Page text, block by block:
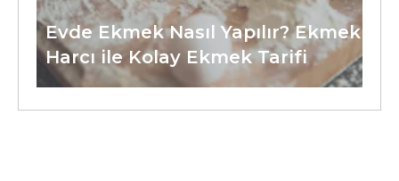
Evde Ekmek Nasıl Yapılır? Ekmek
Harcı ile Kolay Ekmek Tarifi